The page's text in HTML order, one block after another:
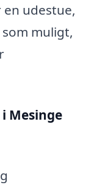
en udestue,
muligt,
Mesinge